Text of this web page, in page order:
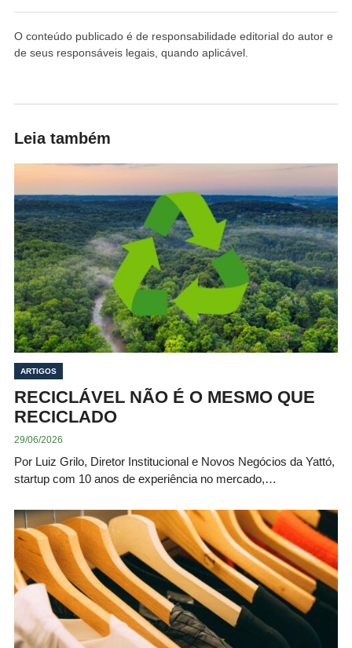
O conteúdo publicado é de responsabilidade editorial do autor e
de seus responsáveis legais, quando aplicável.
Leia também
ARTIGOS
RECICLÁVEL NÃO É O MESMO QUE
RECICLADO
29/06/2026
Por Luiz Grilo, Diretor Institucional e Novos Negócios da Yattó,
startup com 10 anos de experiência no mercado,…